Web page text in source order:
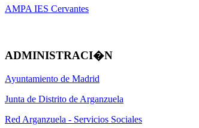
AMPA IES Cervantes
ADMINISTRACI�N
Ayuntamiento de Madrid
Junta de Distrito de Arganzuela
Red Arganzuela - Servicios Sociales